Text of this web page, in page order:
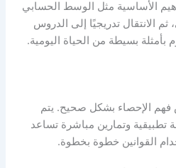
الأساسية مثل الوسط الحسابي
الانتقال تدريجيًا إلى الدروس
بأمثلة بسيطة من الحياة اليومية.
الإحصاء بشكل صحيح. يتم
تطبيقية وتمارين مباشرة تساعد
القوانين خطوة بخطوة.